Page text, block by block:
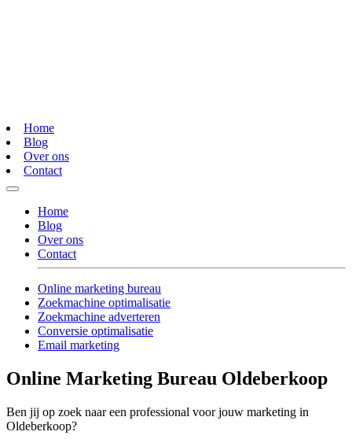
Home
Blog
Over ons
Contact
Home
Blog
Over ons
Contact
Online marketing bureau
Zoekmachine optimalisatie
Zoekmachine adverteren
Conversie optimalisatie
Email marketing
Online Marketing Bureau Oldeberkoop
Ben jij op zoek naar een professional voor jouw marketing in
Oldeberkoop?